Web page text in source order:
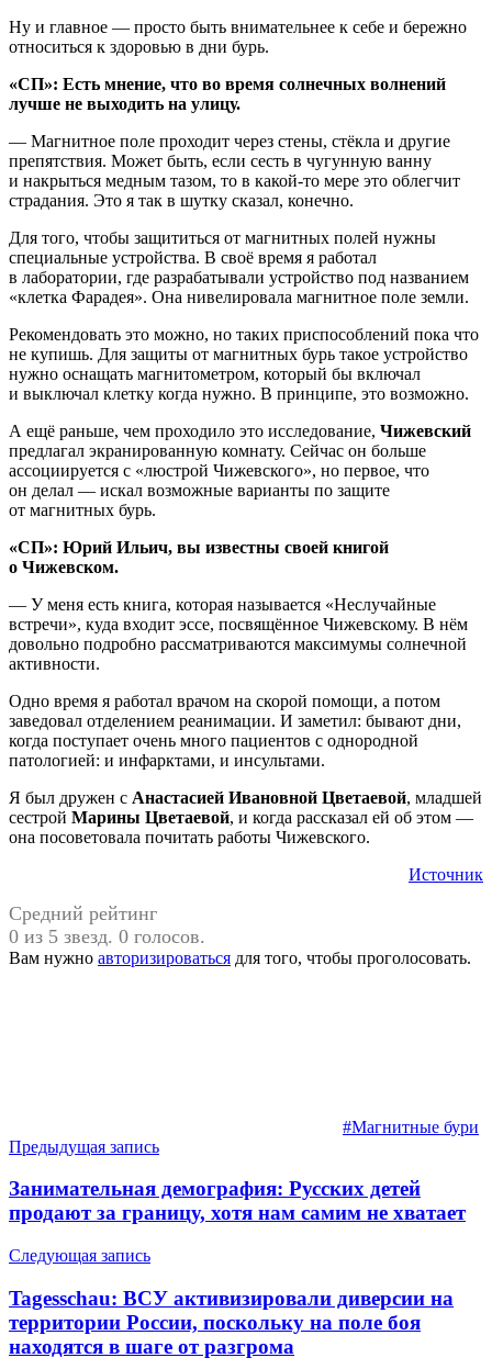
Ну и главное — просто быть внимательнее к себе и бережно
относиться к здоровью в дни бурь.
«СП»: Есть мнение, что во время солнечных волнений
лучше не выходить на улицу.
— Магнитное поле проходит через стены, стёкла и другие
препятствия. Может быть, если сесть в чугунную ванну
и накрыться медным тазом, то в какой-то мере это облегчит
страдания. Это я так в шутку сказал, конечно.
Для того, чтобы защититься от магнитных полей нужны
специальные устройства. В своё время я работал
в лаборатории, где разрабатывали устройство под названием
«клетка Фарадея». Она нивелировала магнитное поле земли.
Рекомендовать это можно, но таких приспособлений пока что
не купишь. Для защиты от магнитных бурь такое устройство
нужно оснащать магнитометром, который бы включал
и выключал клетку когда нужно. В принципе, это возможно.
А ещё раньше, чем проходило это исследование, Чижевский
предлагал экранированную комнату. Сейчас он больше
ассоциируется с «люстрой Чижевского», но первое, что
он делал — искал возможные варианты по защите
от магнитных бурь.
«СП»: Юрий Ильич, вы известны своей книгой
о Чижевском.
— У меня есть книга, которая называется «Неслучайные
встречи», куда входит эссе, посвящённое Чижевскому. В нём
довольно подробно рассматриваются максимумы солнечной
активности.
Одно время я работал врачом на скорой помощи, а потом
заведовал отделением реанимации. И заметил: бывают дни,
когда поступает очень много пациентов с однородной
патологией: и инфарктами, и инсультами.
Я был дружен с Анастасией Ивановной Цветаевой, младшей
сестрой Марины Цветаевой, и когда рассказал ей об этом —
она посоветовала почитать работы Чижевского.
Источник
Средний рейтинг
0 из 5 звезд. 0 голосов.
Вам нужно авторизироваться для того, чтобы проголосовать.
#Магнитные бури
Навигация
по
записям
Предыдущая запись
Занимательная демография: Русских детей
продают за границу, хотя нам самим не хватает
Следующая запись
Tagesschau: ВСУ активизировали диверсии на
территории России, поскольку на поле боя
находятся в шаге от разгрома